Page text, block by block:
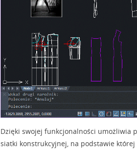
Dzięki swojej funkcjonalności umożliwia
siatki konstrukcyjnej, na podstawie